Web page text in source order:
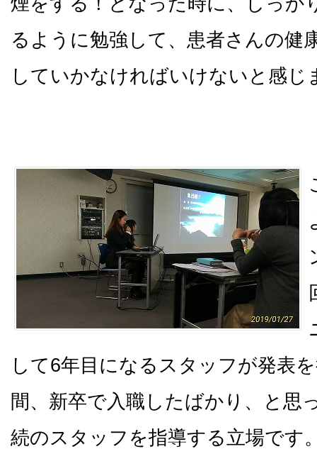
るように勉強して、患者さんの健
していかなければいけないと感じ
して6年目になるスタッフが発表
間、新卒で入職したばかり、と思
続のスタッフを指導する立場です